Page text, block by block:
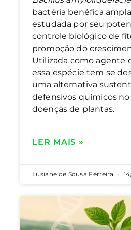
bactéria benéfica
estudada por seu
controle biológico de
promoção do
Utilizada como agente
essa espécie tem se
uma alternativa
defensivos químicos
doenças de plantas.
LER MAIS »
Lusiane de Sousa Ferreira